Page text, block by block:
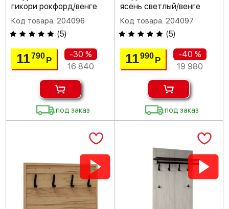
гикори рокфорд/венге
Код товара: 204096
(5)
11790Р
-30 %
16 840
под заказ
ясень светлый/венге
Код товара: 204097
(5)
11990 Р
-40 %
19 980
под заказ